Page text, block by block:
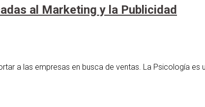
al Marketing y la Publicidad
a las empresas en busca de ventas. La Psicología es